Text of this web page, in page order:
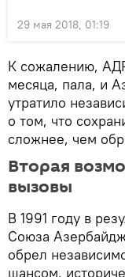
29 мая 2018, 01:19
К сожалению,
месяца, пала, и
утратило
о том, что
сложнее, чем
Вторая
вызовы
В 1991 году в
Союза
обрел
шансом,